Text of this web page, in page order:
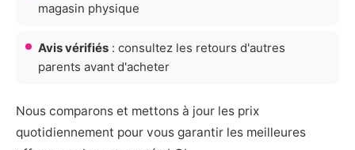
magasin physique
Avis vérifiés : consultez les retours d'autres
parents avant d'acheter
Nous comparons et mettons à jour les prix
quotidiennement pour vous garantir les meilleures